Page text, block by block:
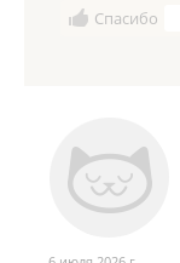
Спасибо